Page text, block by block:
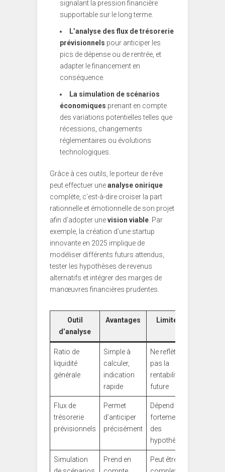
signalant la pression financière
supportable sur le long terme.
L’analyse des flux de trésorerie
prévisionnels pour anticiper les
pics de dépense ou de rentrée, et
adapter le financement en
conséquence.
La simulation de scénarios
économiques prenant en compte
des variations potentielles telles que
récessions, changements
réglementaires ou évolutions
technologiques.
Grâce à ces outils, le porteur de rêve
peut effectuer uneanalyse onirique
complète, c’est-à-dire croiser la part
rationnelle et émotionnelle de son projet
afin d’adopter unevision viable. Par
exemple, la création d’une startup
innovante en 2025 implique de
modéliser différents futurs attendus,
tester les hypothèses de revenus
alternatifs et intégrer des marges de
manœuvres financières prudentes.
Outil
d’analyse
Avantages Limites
Ratio de
liquidité
générale
Simple à
calculer,
indication
rapide
Ne reflète
pas la
rentabilité
future
Flux de
trésorerie
prévisionnels
Permet
d’anticiper
précisément
Dépend
fortement
des
hypothèses
Simulation
Prend en
Peut être